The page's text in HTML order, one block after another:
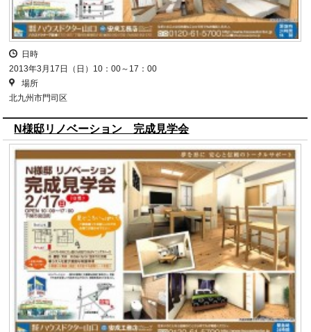
日時
2013年3月17日（日）10：00～17：00
場所
北九州市門司区
N様邸リノベーション 完成見学会